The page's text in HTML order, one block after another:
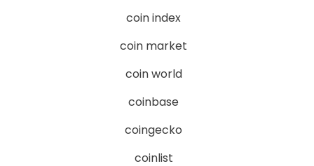
coin index
coin market
coin world
coinbase
coingecko
coinlist